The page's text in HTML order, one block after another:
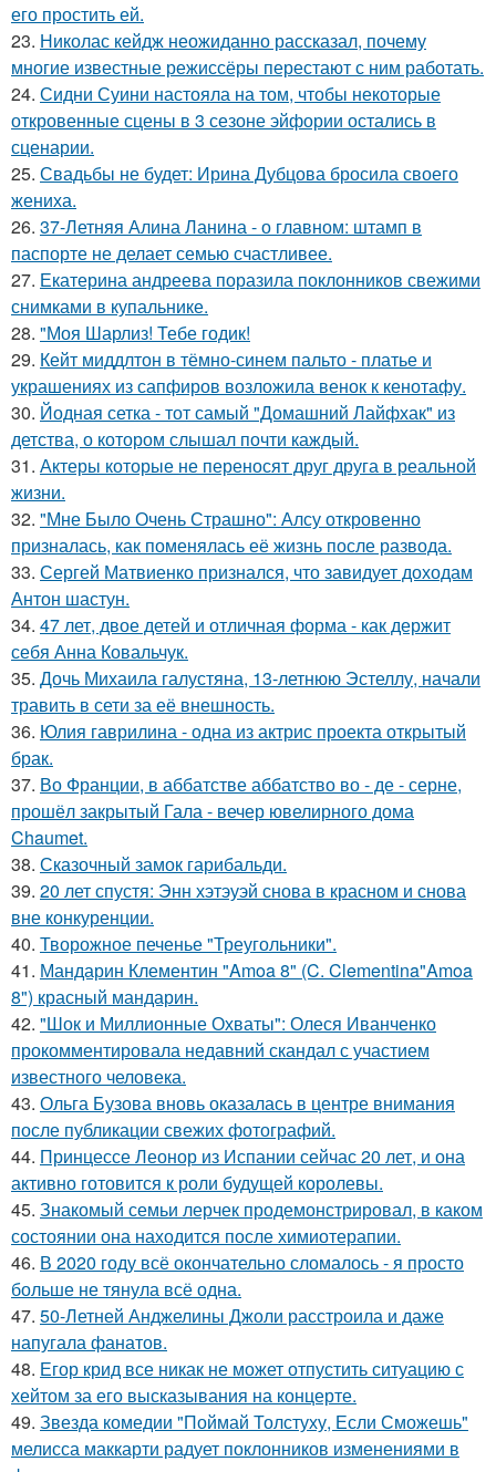
его простить ей.
23. Николас кейдж неожиданно рассказал, почему
многие известные режиссёры перестают с ним работать.
24. Сидни Суини настояла на том, чтобы некоторые
откровенные сцены в 3 сезоне эйфории остались в
сценарии.
25. Свадьбы не будет: Ирина Дубцова бросила своего
жениха.
26. 37-Летняя Алина Ланина - о главном: штамп в
паспорте не делает семью счастливее.
27. Екатерина андреева поразила поклонников свежими
снимками в купальнике.
28. "Моя Шарлиз! Тебе годик!
29. Кейт миддлтон в тёмно-синем пальто - платье и
украшениях из сапфиров возложила венок к кенотафу.
30. Йодная сетка - тот самый "Домашний Лайфхак" из
детства, о котором слышал почти каждый.
31. Актеры которые не переносят друг друга в реальной
жизни.
32. "Мне Было Очень Страшно": Алсу откровенно
призналась, как поменялась её жизнь после развода.
33. Сергей Матвиенко признался, что завидует доходам
Антон шастун.
34. 47 лет, двое детей и отличная форма - как держит
себя Анна Ковальчук.
35. Дочь Михаила галустяна, 13-летнюю Эстеллу, начали
травить в сети за её внешность.
36. Юлия гаврилина - одна из актрис проекта открытый
брак.
37. Во Франции, в аббатстве аббатство во - де - серне,
прошёл закрытый Гала - вечер ювелирного дома
Chaumet.
38. Сказочный замок гарибальди.
39. 20 лет спустя: Энн хэтэуэй снова в красном и снова
вне конкуренции.
40. Творожное печенье "Треугольники".
41. Мандарин Клементин "Amoa 8" (C. Clementina"Amoa
8") красный мандарин.
42. "Шок и Миллионные Охваты": Олеся Иванченко
прокомментировала недавний скандал с участием
известного человека.
43. Ольга Бузова вновь оказалась в центре внимания
после публикации свежих фотографий.
44. Принцессе Леонор из Испании сейчас 20 лет, и она
активно готовится к роли будущей королевы.
45. Знакомый семьи лерчек продемонстрировал, в каком
состоянии она находится после химиотерапии.
46. В 2020 году всё окончательно сломалось - я просто
больше не тянула всё одна.
47. 50-Летней Анджелины Джоли расстроила и даже
напугала фанатов.
48. Егор крид все никак не может отпустить ситуацию с
хейтом за его высказывания на концерте.
49. Звезда комедии "Поймай Толстуху, Если Сможешь"
мелисса маккарти радует поклонников изменениями в